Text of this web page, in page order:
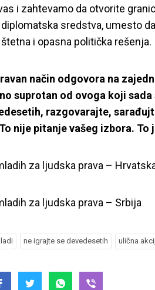
i zahtevamo da otvorite
diplomatska sredstva, umesto
i opasna politička rešenja.
način odgovora na
suprotan od ovoga koji
razgovarajte,
nije pitanje vašeg izbora. To
za ljudska prava –
za ljudska prava – Srbija
ne igrajte se devedesetih ulična